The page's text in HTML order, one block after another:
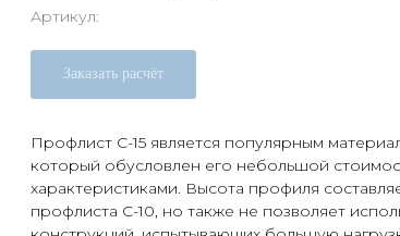
Артикул:
Заказать расчёт
Профлист С-15 является популярным
который обусловлен его небольшой
характеристиками. Высота профиля
профлиста С-10, но также не позволяет